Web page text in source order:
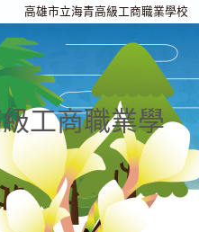
高雄市立海青高級工商職業學校
工商職業學